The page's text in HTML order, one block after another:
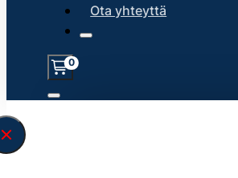
Ota yhteyttä
0